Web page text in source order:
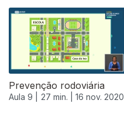
Prevenção rodoviária
Aula 9 | 27 min. | 16 nov. 2020